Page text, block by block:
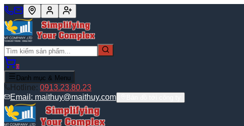
0
Danh mục & Menu
Hotline: 0913.23.80.23
Email: maithuy@maithuy.com